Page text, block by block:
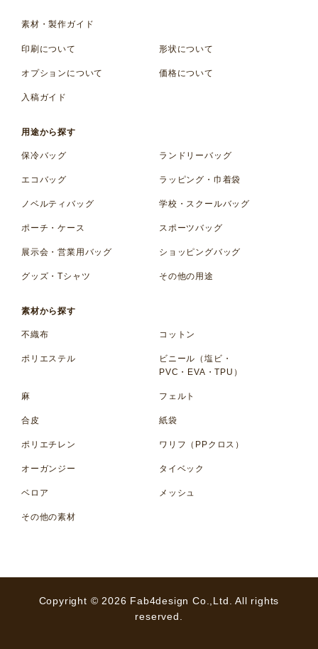
素材・製作ガイド
印刷について 形状について
オプションについて 価格について
入稿ガイド
用途から探す
保冷バッグ ランドリーバッグ
エコバッグ ラッピング・巾着袋
ノベルティバッグ 学校・スクールバッグ
ポーチ・ケース スポーツバッグ
展示会・営業用バッグ ショッピングバッグ
グッズ・Tシャツ その他の用途
素材から探す
不織布 コットン
ポリエステル
ビニール（塩ビ・
PVC・EVA・TPU）
麻 フェルト
合皮 紙袋
ポリエチレン ワリフ（PPクロス）
オーガンジー タイベック
ベロア メッシュ
その他の素材
Copyright © 2026 Fab4design Co.,Ltd. All rights
reserved.